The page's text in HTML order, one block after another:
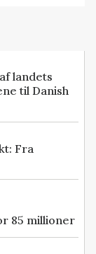
landets
til Danish
Fra
85 millioner